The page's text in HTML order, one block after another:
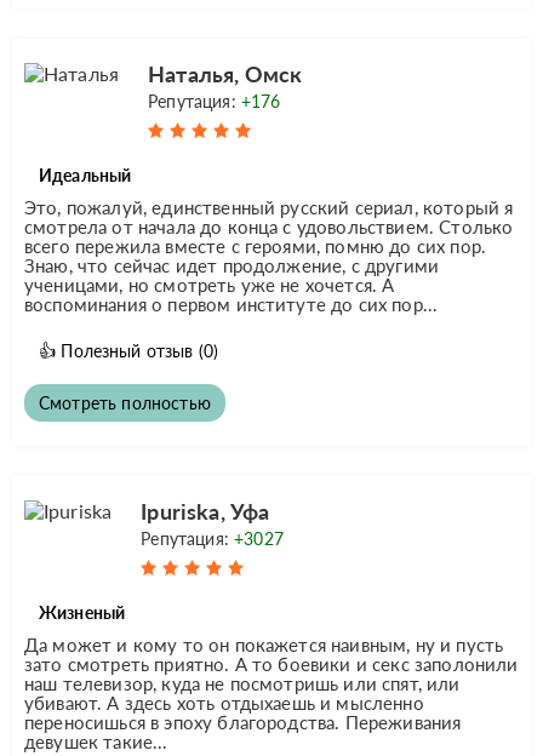
Наталья, Омск
Репутация: +176
Идеальный
Это, пожалуй, единственный русский сериал, который я
смотрела от начала до конца с удовольствием. Столько
всего пережила вместе с героями, помню до сих пор.
Знаю, что сейчас идет продолжение, с другими
ученицами, но смотреть уже не хочется. А
воспоминания о первом институте до сих пор...
👍 Полезный отзыв (0)
Смотреть полностью
Ipuriska, Уфа
Репутация:+3027
Жизненый
Да может и кому то он покажется наивным, ну и пусть
зато смотреть приятно. А то боевики и секс заполонили
наш телевизор, куда не посмотришь или спят, или
убивают. А здесь хоть отдыхаешь и мысленно
переносишься в эпоху благородства. Переживания
девушек такие...